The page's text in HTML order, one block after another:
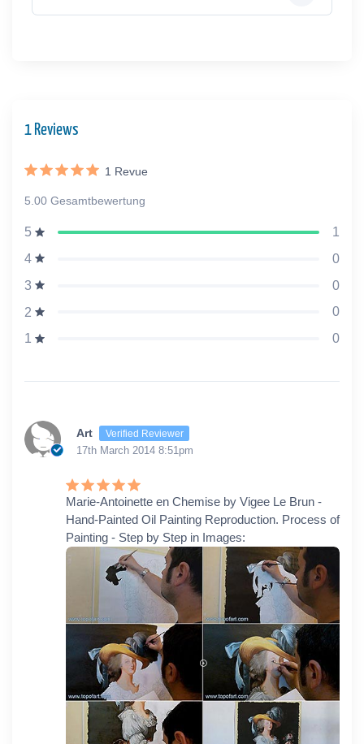
1 Reviews
1 Revue
5.00 Gesamtbewertung
5
1
4
0
3
0
2
0
1
0
Art Verified Reviewer
17th March 2014 8:51pm
Marie-Antoinette en Chemise by Vigee Le Brun -
Hand-Painted Oil Painting Reproduction. Process of
Painting - Step by Step in Images: